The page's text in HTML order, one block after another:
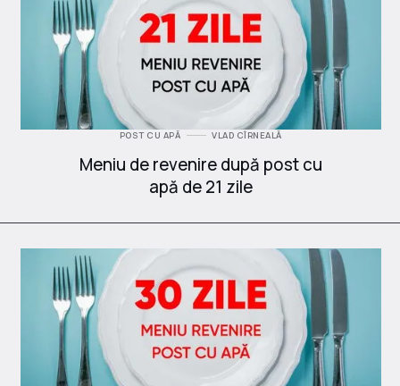
POST CU APĂ VLAD CÎRNEALĂ
Meniu de revenire după post cu
apă de 21 zile